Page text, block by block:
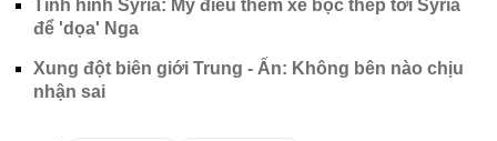
Tình hình Syria: Mỹ điều thêm xe bọc thép tới Syria
để 'dọa' Nga
Xung đột biên giới Trung - Ấn: Không bên nào chịu
nhận sai